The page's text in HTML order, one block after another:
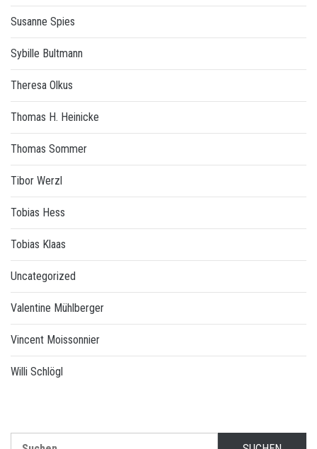
Susanne Spies
Sybille Bultmann
Theresa Olkus
Thomas H. Heinicke
Thomas Sommer
Tibor Werzl
Tobias Hess
Tobias Klaas
Uncategorized
Valentine Mühlberger
Vincent Moissonnier
Willi Schlögl